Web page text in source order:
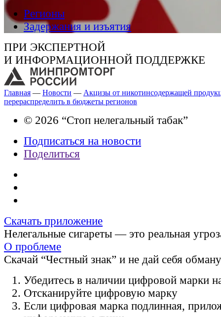
Регионы
Задержания и изъятия
ПРИ ЭКСПЕРТНОЙ
И ИНФОРМАЦИОННОЙ ПОДДЕРЖКЕ
Главная — Новости — Акцизы от никотинсодержащей
перераспределить в бюджеты регионов
© 2026 “Стоп нелегальный табак”
Подписаться на новости
Поделиться
Скачать приложение
Нелегальные сигареты — это реальная
О проблеме
Скачай “Честный знак” и не дай себя
Убедитесь в наличии цифровой марки
Отсканируйте цифровую марку
Если цифровая марка подлинная,